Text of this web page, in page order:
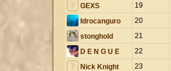
GEXS 19
Idrocanguro
20
stonghold
21
D E N G U E
22
Nick Knight
23